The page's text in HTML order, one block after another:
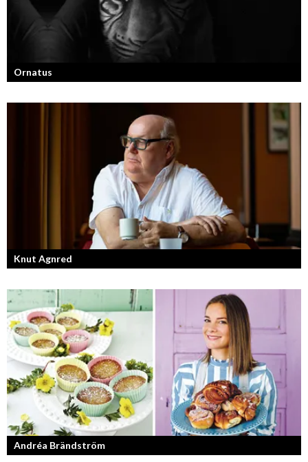
Ornatus
En av svergies mest talangfyllda tatuerare. Läs om hans historia och
Knut Agnred
Knut Agnred är mannen och den tidlösa legenden inom spektakulära
utfall och dramatisk tänkvärdhet.
Andréa Brändström